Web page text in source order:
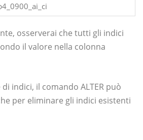
osserverai che tutti gli indici
il valore nella colonna
indici, il comando ALTER può
per eliminare gli indici esistenti